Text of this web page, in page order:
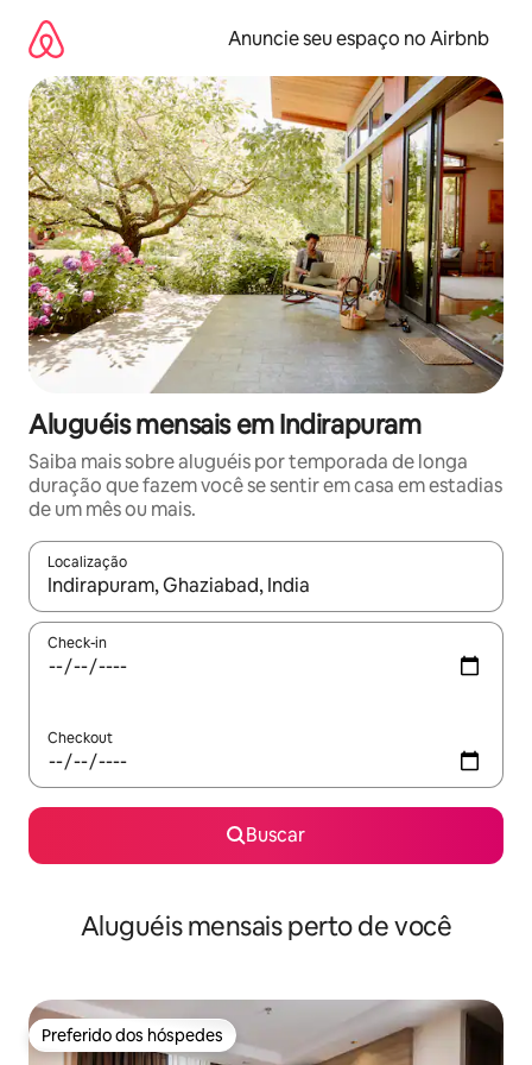
para
conteúdo
Anuncie seu espaço no Airbnb
Aluguéis mensais em Indirapuram
Saiba mais sobre aluguéis por temporada de longa
duração que fazem você se sentir em casa em estadias
de um mês ou mais.
Localização
Quando os resultados estiverem disponíveis, explore-os
Check-in
Checkout
Buscar
Aluguéis mensais perto de você
Preferido dos hóspedes
Preferido dos hóspedes